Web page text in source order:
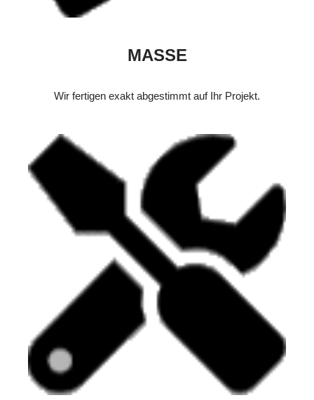
MASSE
Wir fertigen exakt abgestimmt auf Ihr Projekt.